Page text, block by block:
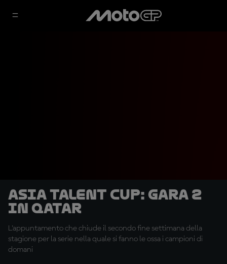
Asia Talent Cup: Gara 2
in Qatar
L'appuntamento che chiude il secondo fine settimana della
stagione per la serie nella quale si fanno le ossa i campioni di
domani